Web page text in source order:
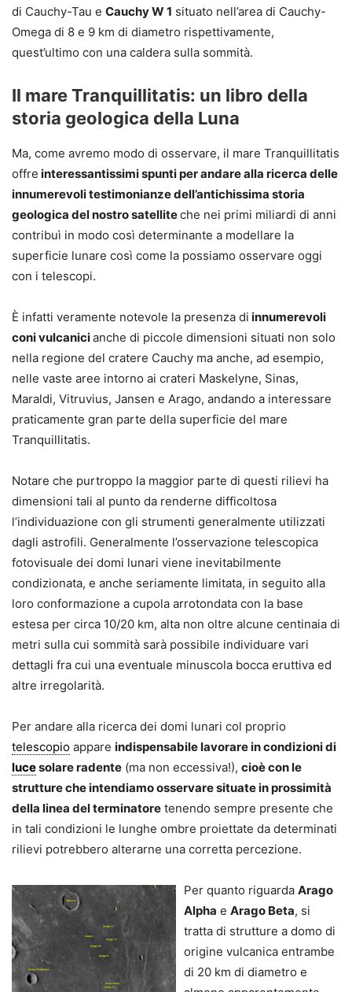
di Cauchy-Tau e Cauchy W 1 situato nell’area di Cauchy-
Omega di 8 e 9 km di diametro rispettivamente,
quest’ultimo con una caldera sulla sommità.
Il mare Tranquillitatis: un libro della
storia geologica della Luna
Ma, come avremo modo di osservare, il mare Tranquillitatis
offre interessantissimi spunti per andare alla ricerca delle
innumerevoli testimonianze dell’antichissima storia
geologica del nostro satelliteche nei primi miliardi di anni
contribuì in modo così determinante a modellare la
superficie lunare così come la possiamo osservare oggi
con i telescopi.
È infatti veramente notevole la presenza di innumerevoli
coni vulcanicianche di piccole dimensioni situati non solo
nella regione del cratere Cauchy ma anche, ad esempio,
nelle vaste aree intorno ai crateri Maskelyne, Sinas,
Maraldi, Vitruvius, Jansen e Arago, andando a interessare
praticamente gran parte della superficie del mare
Tranquillitatis.
Notare che purtroppo la maggior parte di questi rilievi ha
dimensioni tali al punto da renderne difficoltosa
l’individuazione con gli strumenti generalmente utilizzati
dagli astrofili. Generalmente l’osservazione telescopica
fotovisuale dei domi lunari viene inevitabilmente
condizionata, e anche seriamente limitata, in seguito alla
loro conformazione a cupola arrotondata con la base
estesa per circa 10/20 km, alta non oltre alcune centinaia di
metri sulla cui sommità sarà possibile individuare vari
dettagli fra cui una eventuale minuscola bocca eruttiva ed
altre irregolarità.
Per andare alla ricerca dei domi lunari col proprio
telescopio appare indispensabile lavorare in condizioni di
lucesolare radente (ma non eccessiva!), cioè con le
strutture che intendiamo osservare situate in prossimità
della linea del terminatore tenendo sempre presente che
in tali condizioni le lunghe ombre proiettate da determinati
rilievi potrebbero alterarne una corretta percezione.
Per quanto riguarda Arago
Alpha e Arago Beta, si
tratta di strutture a domo di
origine vulcanica entrambe
di 20 km di diametro e